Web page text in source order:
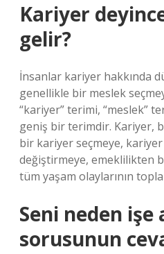
Kariyer
gelir?
İnsanlar kariyer hakkında
genellikle bir meslek
“kariyer” terimi, “meslek”
geniş bir terimdir. Kariyer,
bir kariyer seçmeye,
değiştirmeye, emeklilikten
tüm yaşam olaylarının
Seni neden işe
sorusunun